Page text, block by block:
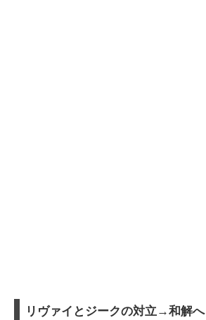
リヴァイとジークの対立→和解へ